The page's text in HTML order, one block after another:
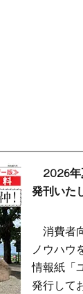
2026
発刊いた
消費者
ノウハウ
情報紙「
発行して